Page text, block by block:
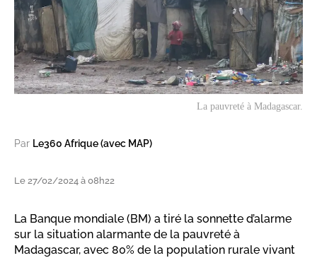
La pauvreté à Madagascar.
Par Le360 Afrique (avec MAP)
Le 27/02/2024 à 08h22
La Banque mondiale (BM) a tiré la sonnette d’alarme
sur la situation alarmante de la pauvreté à
Madagascar, avec 80% de la population rurale vivant